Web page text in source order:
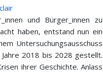
und Bürger_innen zu
haben, entstand nun ein
Untersuchungsausschuss
2018 bis 2028 gestellt.
ihrer Geschichte. Anlass